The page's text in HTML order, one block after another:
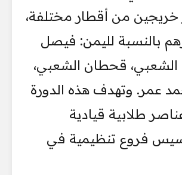
خريجين من أقطار مختلفة،
بالنسبة لليمن: فيصل
الشعبي، قحطان الشعبي،
عمر. وتهدف هذه الدورة
طلابية قيادية
فروع تنظيمية في